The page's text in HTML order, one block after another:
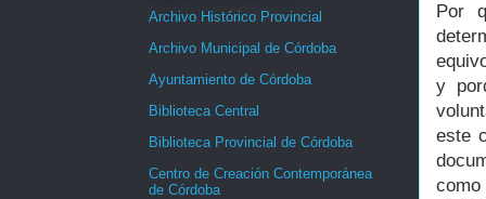
Por
y
este
como
Archivo Histórico Provincial
Archivo Municipal de Córdoba
Ayuntamiento de Córdoba
Biblioteca Central
Biblioteca Provincial de Córdoba
Centro de Creación Contemporánea
de Córdoba